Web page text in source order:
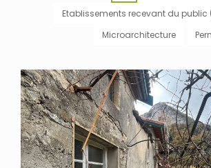
Etablissements recevant du public
Microarchitecture